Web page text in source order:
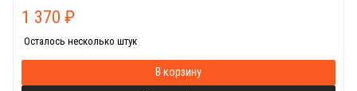
1 370 ₽
Осталось несколько штук
В корзину